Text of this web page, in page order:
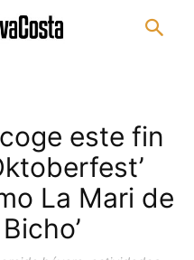
este fin
La Mari de